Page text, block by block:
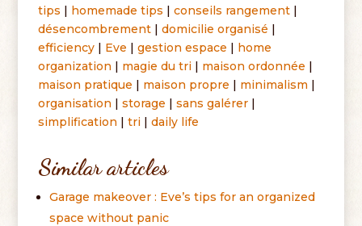
tips | homemade tips |conseils rangement |
désencombrement |domicilie organisé |
efficiency | Eve |gestion espace | home
organization | magie du tri | maison ordonnée |
maison pratique | maison propre | minimalism |
organisation |storage |sans galérer |
simplification |tri |daily life
Similar articles
Garage makeover : Eve’s tips for an organized
space without panic